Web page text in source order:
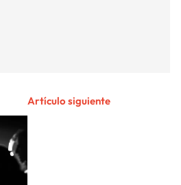
Artículo siguiente